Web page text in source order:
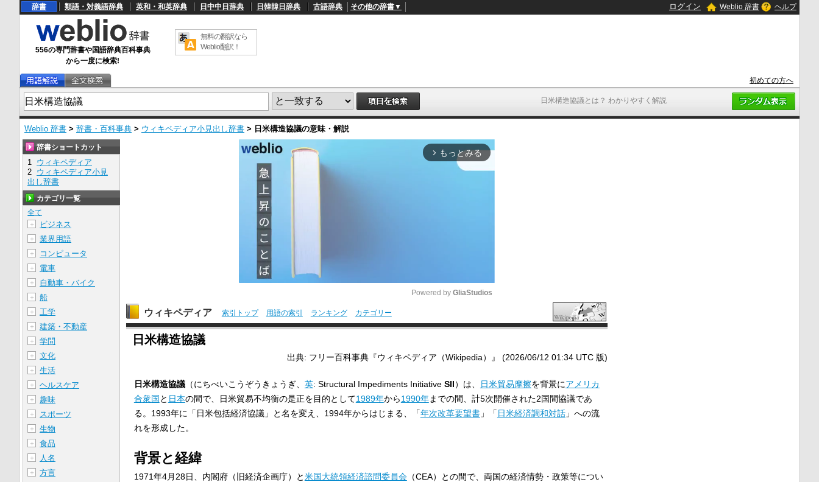
日米構造協議とは？ わかりやすく解説
辞書 類語・対義語辞典 英和・和英辞典 日中中日辞典 日韓韓日辞典 古語辞典 その他の辞書▼ ログイン Weblio 辞書 ヘルプ
556の専門辞書や国語辞典百科事典
から一度に検索!
無料の翻訳なら
Weblio翻訳！
初めての方へ
Weblio 辞書 > 辞書・百科事典 > ウィキペディア小見出し辞書 > 日米構造協議の意味・解説
arrow_forward_ios もっとみる
M
t
Powered by GliaStudios
ウィキペディア 索引トップ 用語の索引 ランキング カテゴリー
日米構造協議
出典: フリー百科事典『ウィキペディア（Wikipedia）』 (2026/06/12 01:34 UTC 版)
日米構造協議（にちべいこうぞうきょうぎ、 英: Structural Impediments Initiative SII）は、 日米貿易摩擦を背景にアメリカ
合衆国 と 日本の間で、日米貿易不均衡の是正を目的として1989年から1990年までの間、計5次開催された2国間協議であ
る。1993年に「日米包括経済協議」と名を変え、1994年からはじまる、「年次改革要望書」「 日米経済調和対話」への流
れを形成した。
背景と経緯
1971年4月28日、内閣府（旧経済企画庁）と米国大統領経済諮問委員会（CEA）との間で、両国の経済情勢・政策等につい
辞書ショートカット
1 ウィキペディア
2 ウィキペディア小見
出し辞書
カテゴリ一覧
全て
＋
ビジネス
＋ 業界用語
＋ コンピュータ
＋ 電車
＋ 自動車・バイク
＋ 船
＋ 工学
＋ 建築・不動産
＋ 学問
＋ 文化
＋ 生活
＋ ヘルスケア
＋ 趣味
＋ スポーツ
＋ 生物
＋ 食品
＋ 人名
＋ 方言